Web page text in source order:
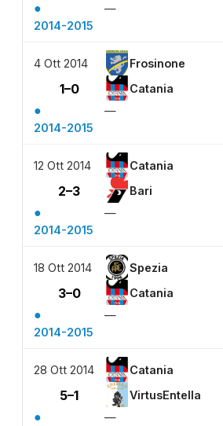
●
—
2014-2015
4 Ott 2014 Frosinone
1–0 Catania
●
—
2014-2015
12 Ott 2014 Catania
2–3 Bari
●
—
2014-2015
18 Ott 2014 Spezia
3–0 Catania
●
—
2014-2015
28 Ott 2014 Catania
5–1 VirtusEntella
●
—